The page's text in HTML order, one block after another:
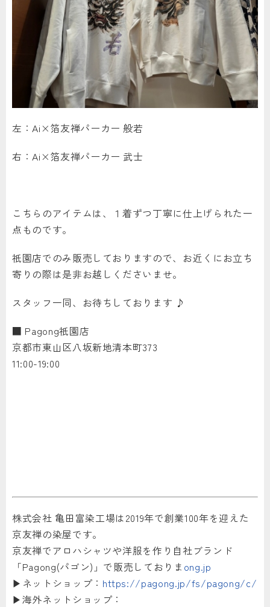
左：Ai×箔友禅パーカー 般若
右：Ai×箔友禅パーカー 武士
こちらのアイテムは、１着ずつ丁寧に仕上げられた一
点ものです。
祇園店でのみ販売しておりますので、お近くにお立ち
寄りの際は是非お越しくださいませ。
スタッフ一同、お待ちしております ♪
■ Pagong祇園店
京都市東山区八坂新地清本町373
11:00-19:00
株式会社 亀田富染工場は2019年で創業100年を迎えた
京友禅の染屋です。
京友禅でアロハシャツや洋服を作り自社ブランド
「Pagong(パゴン)」で販売しておりま ong.jp
▶︎ネットショップ： https://pagong.jp/fs/pagong/c/
▶︎海外ネットショップ：